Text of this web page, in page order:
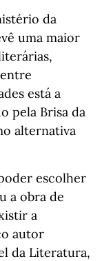
da
uma maior
está a
pela Brisa da
alternativa
escolher
a obra de
a
autor
da Literatura,